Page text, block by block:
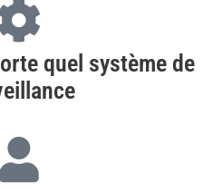
quel système de